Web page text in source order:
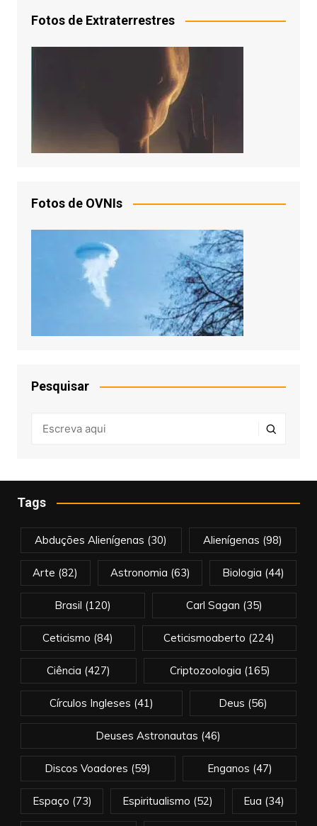
Fotos de Extraterrestres
Fotos de OVNIs
Pesquisar
Tags
Abduções Alienígenas (30) Alienígenas (98)
Arte (82) Astronomia (63) Biologia (44)
Brasil (120) Carl Sagan (35)
Ceticismo (84) Ceticismoaberto (224)
Ciência (427) Criptozoologia (165)
Círculos Ingleses (41) Deus (56)
Deuses Astronautas (46)
Discos Voadores (59) Enganos (47)
Espaço (73) Espiritualismo (52) Eua (34)